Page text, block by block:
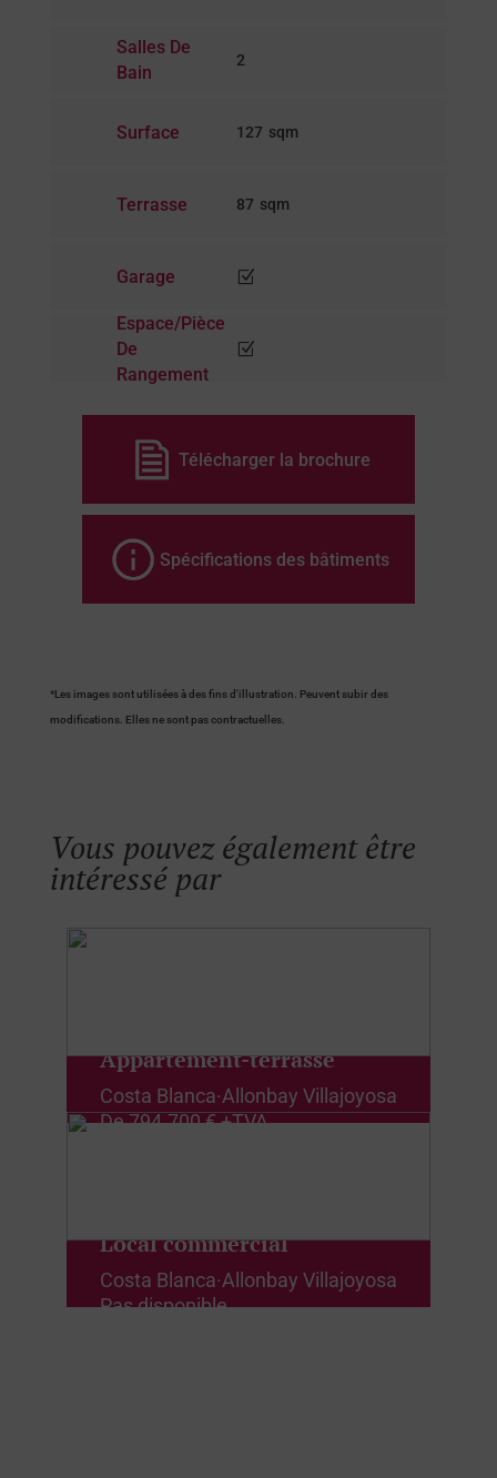
Salles De
Bain
2
Surface 127
Terrasse 87
Garage Z
Espace/pièce
De
Rangement
Z
Télécharger la brochure
Spécifications des bâtiments
*Les images sont utilisées à des fins d'illustration. Peuvent subir des
modifications. Elles ne sont pas contractuelles.
Vous pouvez également être
intéressé par
Appartement-terrasse
Costa Blanca·Allonbay Villajoyosa
De794.700 € +TVA
Local commercial
Costa Blanca·Allonbay Villajoyosa
Pas disponible